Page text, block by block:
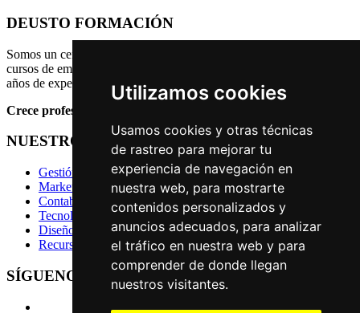
Utilizamos cookies
Usamos cookies y otras técnicas
de rastreo para mejorar tu
experiencia de navegación en
nuestra web, para mostrarte
contenidos personalizados y
anuncios adecuados, para analizar
el tráfico en nuestra web y para
comprender de donde llegan
nuestros visitantes.
DEUSTO FORMACIÓN
Somos un centro de formación continua a distancia especializado en
cursos de empresa y nuevas tecnologías que cuenta con más de 10
años de experiencia. Formamos parte de Grufium.
Crece profesionalmente.
NUESTROS CURSOS
Gestión y Administración de Empresas
Marketing y Comercial
Contabilidad y Finanzas
Tecnología y Programación
Diseño, Arquitectura y Audiovisual
Recursos Humanos
SÍGUENOS